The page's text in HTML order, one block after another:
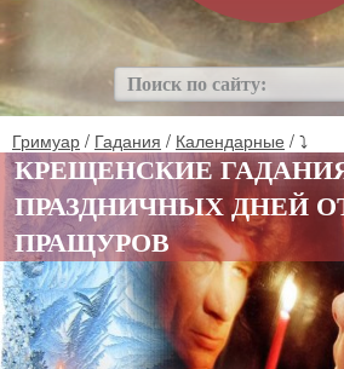
Гримуар / Гадания / Календарные / ⤵
КРЕЩЕНСКИЕ
ПРАЗДНИЧНЫХ ДНЕЙ
ПРАЩУРОВ